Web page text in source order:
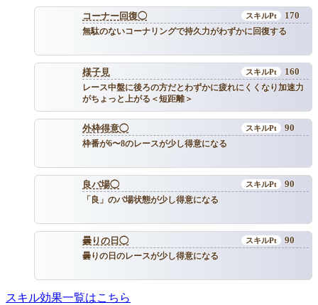
コーナー回復◯ 170
無駄のないコーナリングで持久力がわずかに回復する
様子見 160
レース中盤に後ろの方だとわずかに疲れにくくなり加速力
がちょっと上がる＜短距離＞
外枠得意◯ 90
枠番が6〜8のレースが少し得意になる
良バ場◯ 90
「良」のバ場状態が少し得意になる
曇りの日◯ 90
曇りの日のレースが少し得意になる
スキル効果一覧はこちら